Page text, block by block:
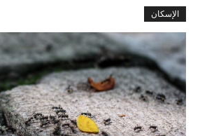
الإسكان